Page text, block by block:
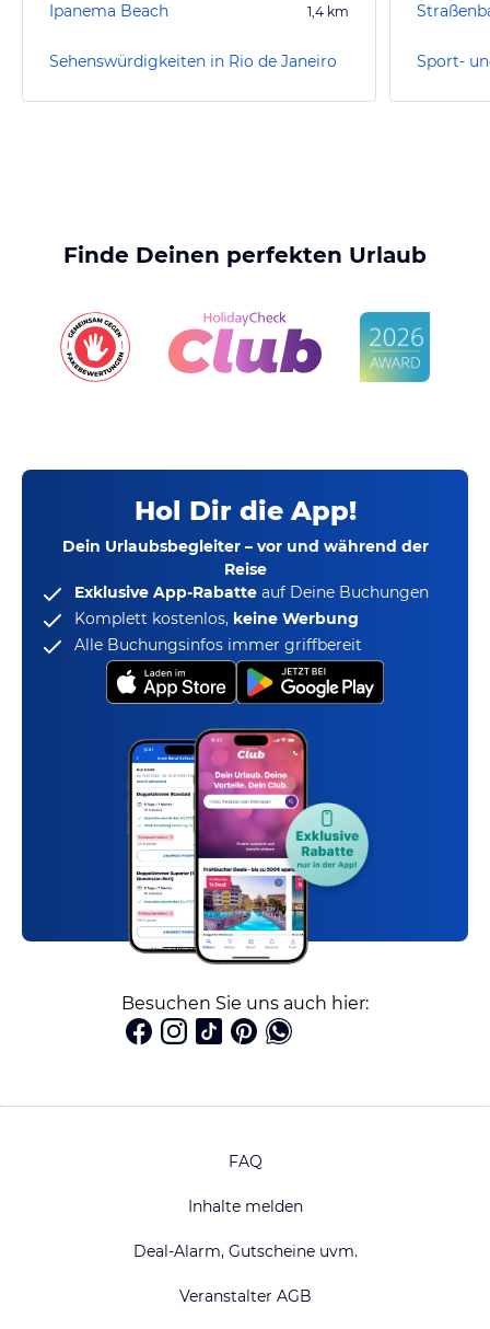
Ipanema Beach 1,4 km
Sehenswürdigkeiten in Rio de Janeiro
Finde Deinen perfekten Urlaub
Hol Dir die App!
Dein Urlaubsbegleiter – vor und während der
Reise
Exklusive App-Rabatte auf Deine Buchungen
Komplett kostenlos, keine Werbung
Alle Buchungsinfos immer griffbereit
Besuchen Sie uns auch hier:
FAQ
Inhalte melden
Deal-Alarm, Gutscheine uvm.
Veranstalter AGB